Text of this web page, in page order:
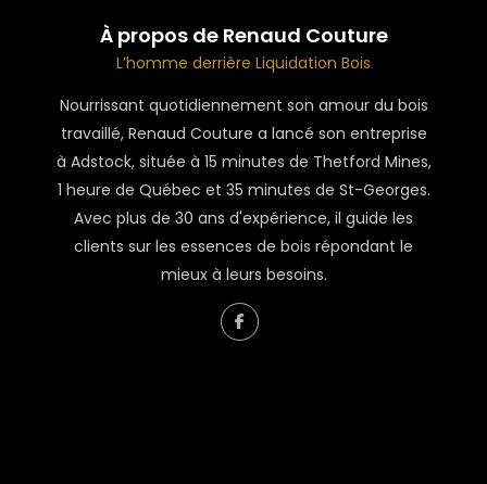
À propos de Renaud Couture
L’homme derrière Liquidation Bois
Nourrissant quotidiennement son amour du bois
travaillé, Renaud Couture a lancé son entreprise
à Adstock, située à 15 minutes de Thetford Mines,
1 heure de Québec et 35 minutes de St-Georges.
Avec plus de 30 ans d'expérience, il guide les
clients sur les essences de bois répondant le
mieux à leurs besoins.